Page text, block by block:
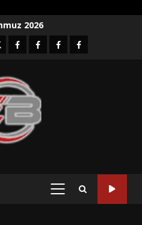
2026
facebook-Facebook-
Facebook-Facebook-
PRIMARY